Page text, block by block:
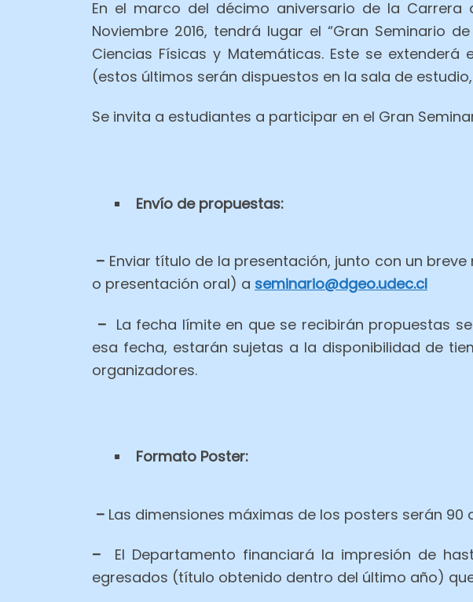
En el marco del décimo aniversario de la Carrera
Noviembre 2016, tendrá lugar el “Gran Seminario
Ciencias Físicas y Matemáticas. Este se
(estos últimos serán dispuestos en la sala de
Se invita a estudiantes a participar en el Gran
Envío de propuestas:
– Enviar título de la presentación, junto con un
o presentación oral) a seminario@dgeo.udec.cl
–La fecha límite en que se recibirán propuestas
esa fecha, estarán sujetas a la disponibilidad de
organizadores.
Formato Poster:
– Las dimensiones máximas de los posters serán 90
– El Departamento financiará la impresión de
egresados (título obtenido dentro del último año)